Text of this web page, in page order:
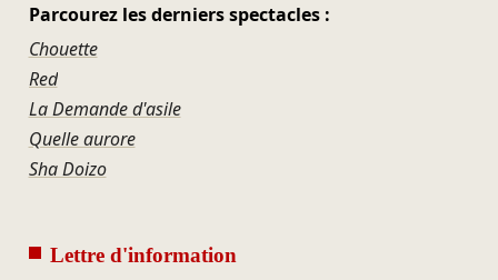
Parcourez les derniers spectacles :
Chouette
Red
La Demande d'asile
Quelle aurore
Sha Doizo
Lettre d'information